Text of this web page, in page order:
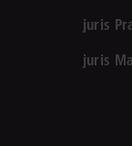
juris
juris